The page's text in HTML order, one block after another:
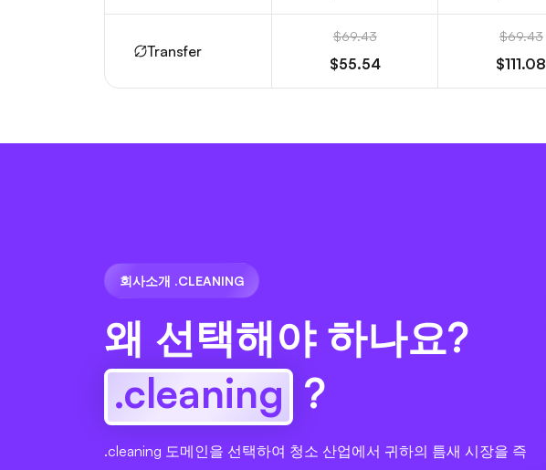
Transfer
$69.43
$55.54
$69.43
$111.08
회사소개 .CLEANING
왜 선택해야 하나요?
.cleaning ?
.cleaning 도메인을 선택하여 청소 산업에서 귀하의 틈새 시장을 즉